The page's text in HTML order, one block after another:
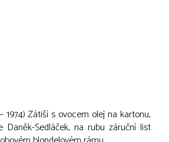
1974) Zátiší s ovocem olej na kartonu,
Sedláček, na rubu záruční list